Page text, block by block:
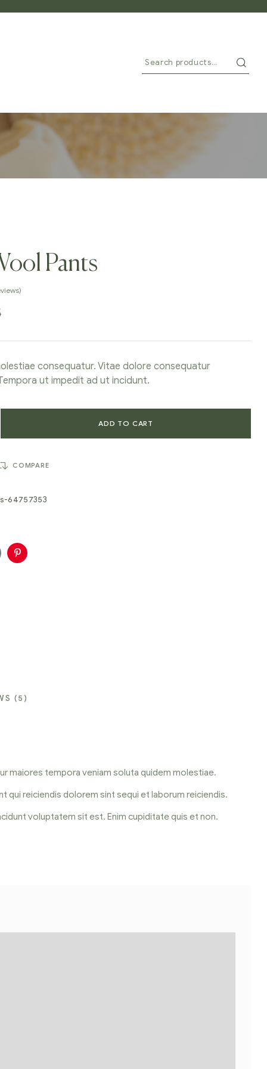
Pants
consequatur. Vitae dolore consequatur
ut impedit ad ut incidunt.
ADD TO CART
COMPARE
64757353
Pinterest
(5)
maiores tempora veniam soluta quidem molestiae.
qui reiciendis dolorem sint sequi et laborum reiciendis.
voluptatem sit est. Enim cupiditate quis et non.